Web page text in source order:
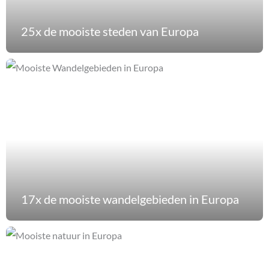
25x de mooiste steden van Europa
17x de mooiste wandelgebieden in Europa